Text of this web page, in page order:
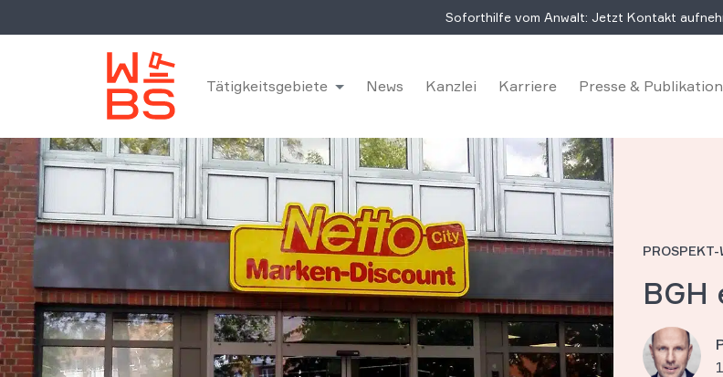
Soforthilfe vom Anwalt: Jetzt Kontakt
Tätigkeitsgebiete News Kanzlei Karriere Presse &
BGH